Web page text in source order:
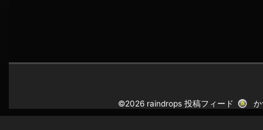
©2026 raindrops投稿フィード